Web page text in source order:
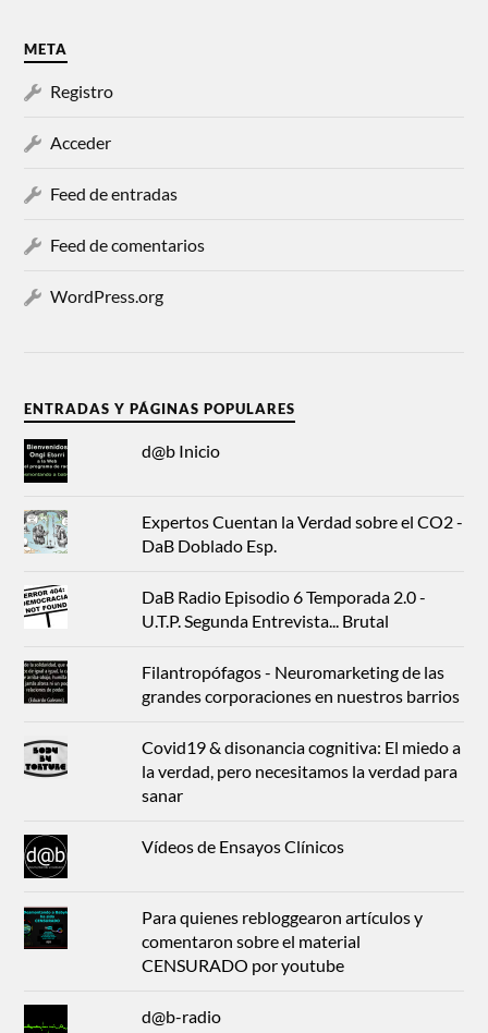
META
Registro
Acceder
Feed de entradas
Feed de comentarios
WordPress.org
ENTRADAS Y PÁGINAS POPULARES
d@b Inicio
Expertos Cuentan la Verdad sobre el CO2 -
DaB Doblado Esp.
DaB Radio Episodio 6 Temporada 2.0 -
U.T.P. Segunda Entrevista... Brutal
Filantropófagos - Neuromarketing de las
grandes corporaciones en nuestros barrios
Covid19 & disonancia cognitiva: El miedo a
la verdad, pero necesitamos la verdad para
sanar
Vídeos de Ensayos Clínicos
Para quienes rebloggearon artículos y
comentaron sobre el material
CENSURADO por youtube
d@b-radio